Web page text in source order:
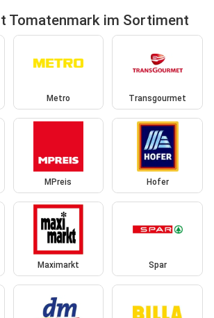
Tomatenmark im Sortiment
Metro Transgourmet
MPreis Hofer
Maximarkt Spar